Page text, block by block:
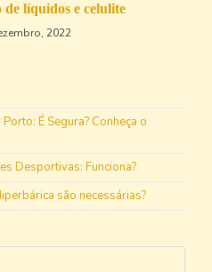
de líquidos e celulite
2022
É Segura? Conheça o
Desportivas: Funciona?
são necessárias?